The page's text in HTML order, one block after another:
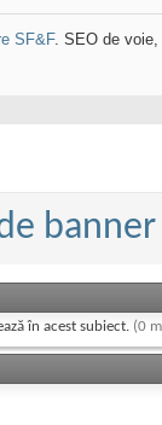
SF&F. SEO de voie,
în acest subiect. (0